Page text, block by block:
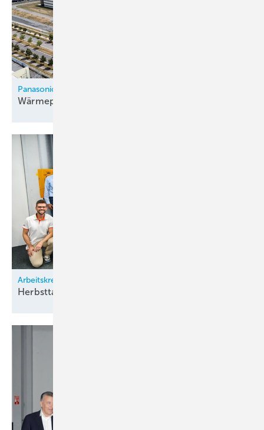
Panasonic
Wärmepumpenfabrik in Tschechien
Arbeitskreis Klimatechnik
Herbsttagung bei